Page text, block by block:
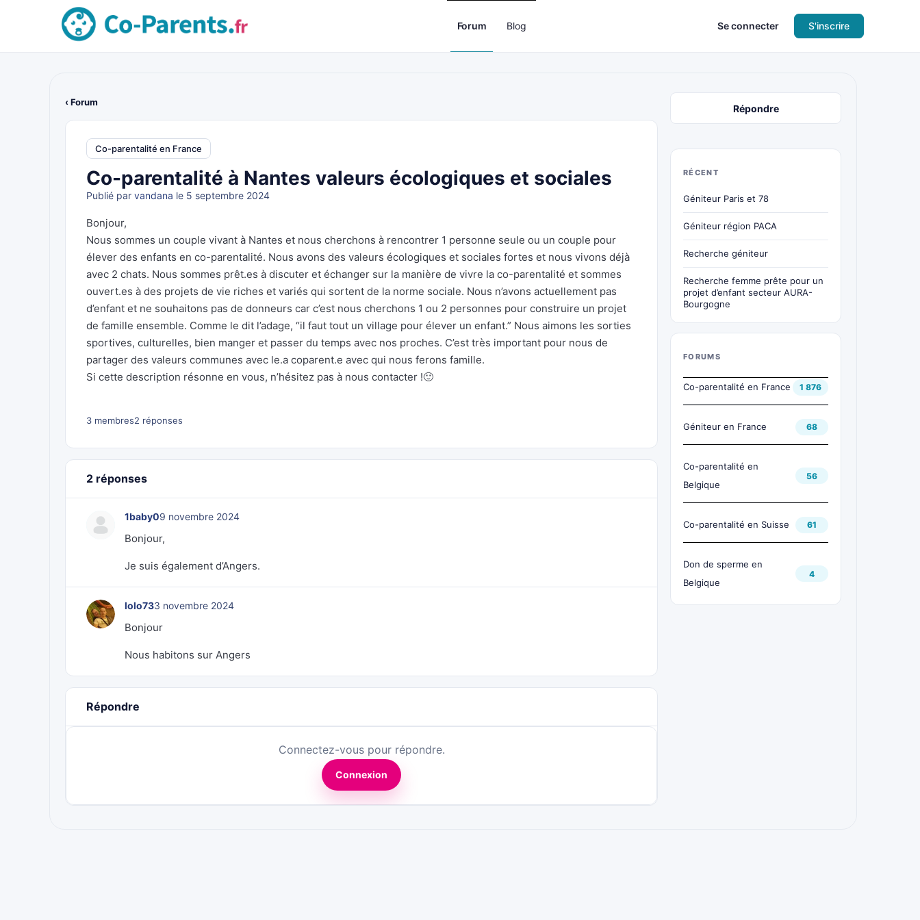
Forum Blog Se connecter S'inscrire
‹ Forum
Co-parentalité en France
Co-parentalité à Nantes valeurs écologiques et sociales
Publié par vandana le 5 septembre 2024
Bonjour,
Nous sommes un couple vivant à Nantes et nous cherchons à rencontrer 1 personne seule ou un couple pour
élever des enfants en co-parentalité. Nous avons des valeurs écologiques et sociales fortes et nous vivons déjà
avec 2 chats. Nous sommes prêt.es à discuter et échanger sur la manière de vivre la co-parentalité et sommes
ouvert.es à des projets de vie riches et variés qui sortent de la norme sociale. Nous n’avons actuellement pas
d’enfant et ne souhaitons pas de donneurs car c’est nous cherchons 1 ou 2 personnes pour construire un projet
de famille ensemble. Comme le dit l’adage, “il faut tout un village pour élever un enfant.” Nous aimons les sorties
sportives, culturelles, bien manger et passer du temps avec nos proches. C’est très important pour nous de
partager des valeurs communes avec le.a coparent.e avec qui nous ferons famille.
Si cette description résonne en vous, n’hésitez pas à nous contacter !🙂
3 membres2 réponses
2 réponses
1baby09 novembre 2024
Bonjour,
Je suis également d’Angers.
lolo733 novembre 2024
Bonjour
Nous habitons sur Angers
Répondre
Connectez-vous pour répondre.
Connexion
Répondre
RÉCENT
Géniteur Paris et 78
Géniteur région PACA
Recherche géniteur
Recherche femme prête pour un
projet d’enfant secteur AURA-
Bourgogne
FORUMS
Co-parentalité en France 1 876
Géniteur en France 68
Co-parentalité en
Belgique
56
Co-parentalité en Suisse 61
Don de sperme en
Belgique
4